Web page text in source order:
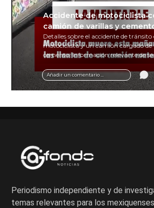
Añadir un comentario ...
Accidente de motociclista
camión de varillas y
Detalles sobre el accidente de
motociclista y un camión cargado de
cemento. Información relevante de
vial y recomendaciones para
Periodismo independiente y de
temas relevantes para los